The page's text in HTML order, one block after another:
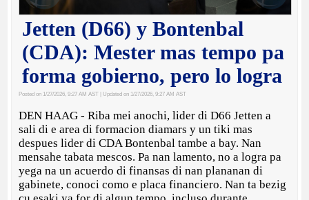
Jetten (D66) y Bontenbal
(CDA): Mester mas tempo pa
forma gobierno, pero lo logra
Posted on 1/27/2026, 9:27 AM AST | Updated on 1/27/2026, 9:27 AM AST
DEN HAAG - Riba mei anochi, lider di D66 Jetten a
sali di e area di formacion diamars y un tiki mas
despues lider di CDA Bontenbal tambe a bay. Nan
mensahe tabata mescos. Pa nan lamento, no a logra pa
yega na un acuerdo di finansas di nan plananan di
gabinete, conoci como e placa financiero. Nan ta bezig